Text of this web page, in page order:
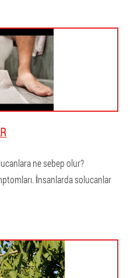
ne sebep olur?
İnsanlarda solucanlar